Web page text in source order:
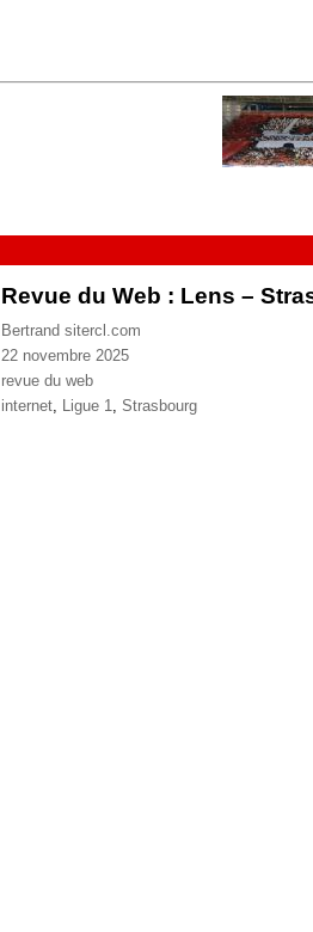
Revue du Web : Lens –
Auteur
Bertrand sitercl.com
Publié
le
22 novembre 2025
Catégories
revue du web
Étiquettes
internet, Ligue 1, Strasbourg